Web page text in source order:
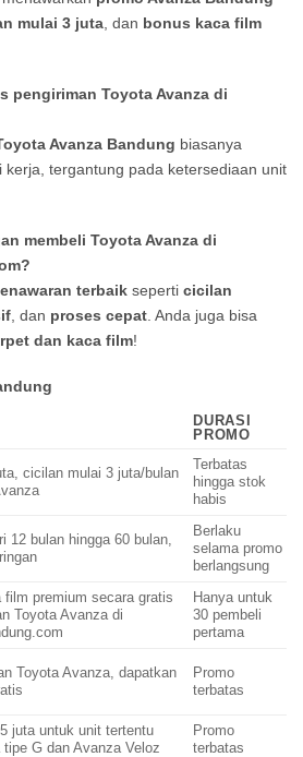
mulai 3 juta, dan bonus kaca film
pengiriman Toyota Avanza di
Avanza Bandung biasanya
kerja, tergantung pada ketersediaan unit
membeli Toyota Avanza di
terbaik seperti cicilan
, dan proses cepat . Anda juga bisa
dan kaca film!
DURASI
PROMO
cicilan mulai 3 juta/bulan
Terbatas
hingga stok
habis
12 bulan hingga 60 bulan,
Berlaku
selama promo
berlangsung
film premium secara gratis
Toyota Avanza di
Hanya untuk
30 pembeli
pertama
Toyota Avanza, dapatkan
Promo
terbatas
juta untuk unit tertentu
G dan Avanza Veloz
Promo
terbatas